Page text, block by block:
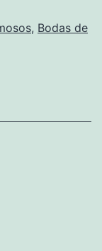
, Bodas de